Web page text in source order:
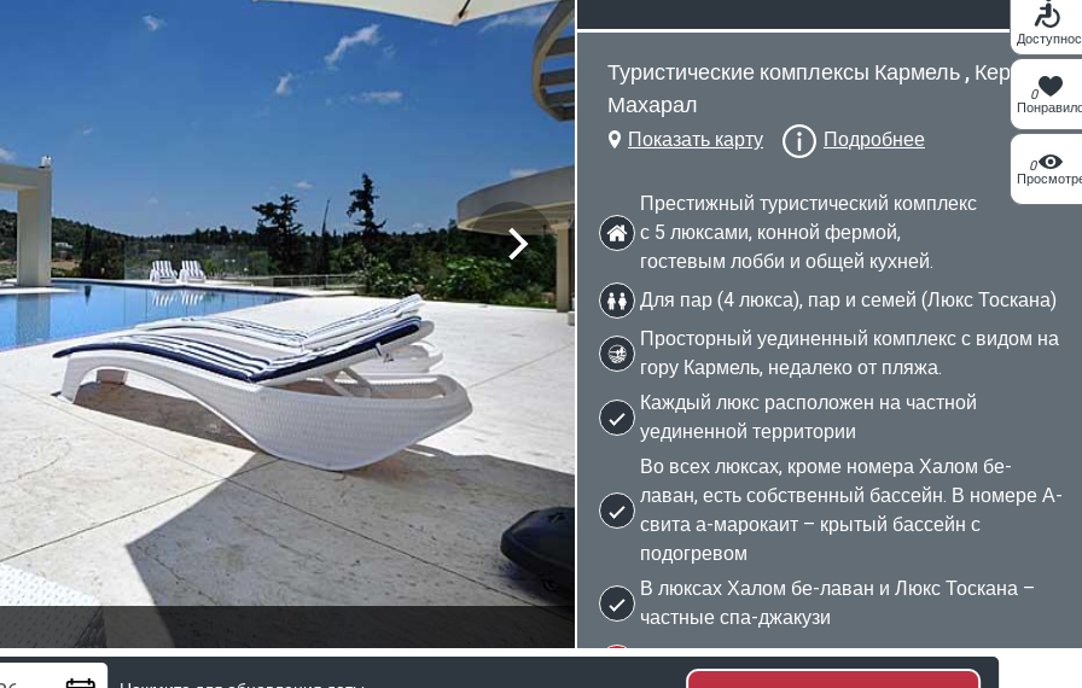
0
0
2/42
Туристические комплексы Кармель , Керем
Махарал
Показать карту Подробнее
Престижный туристический комплекс
с 5 люксами, конной фермой,
гостевым лобби и общей кухней.
Для пар (4 люкса), пар и семей (Люкс Тоскана)
Просторный уединенный комплекс с видом на
гору Кармель, недалеко от пляжа.
Каждый люкс расположен на частной
уединенной территории
Во всех люксах, кроме номера Халом бе-
лаван, есть собственный бассейн. В номере А-
свита а-марокаит – крытый бассейн с
подогревом
В люксах Халом бе-лаван и Люкс Тоскана –
частные спа-джакузи
Только для пар